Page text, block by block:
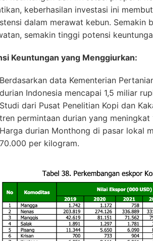
keberhasilan investasi ini
dalam merawat kebun. Semakin
semakin tinggi potensi
Keuntungan yang Menggiurkan:
Berdasarkan data Kementerian
durian Indonesia mencapai 1,5 miliar
Studi dari Pusat Penelitian Kopi dan
tren permintaan durian yang meningkat
Harga durian Monthong di pasar lokal
70.000 per kilogram.